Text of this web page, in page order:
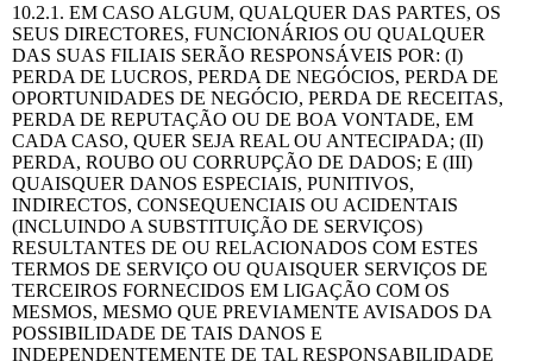
10.2.1. EM CASO ALGUM, QUALQUER DAS PARTES, OS
SEUS DIRECTORES, FUNCIONÁRIOS OU QUALQUER
DAS SUAS FILIAIS SERÃO RESPONSÁVEIS POR: (I)
PERDA DE LUCROS, PERDA DE NEGÓCIOS, PERDA DE
OPORTUNIDADES DE NEGÓCIO, PERDA DE RECEITAS,
PERDA DE REPUTAÇÃO OU DE BOA VONTADE, EM
CADA CASO, QUER SEJA REAL OU ANTECIPADA; (II)
PERDA, ROUBO OU CORRUPÇÃO DE DADOS; E (III)
QUAISQUER DANOS ESPECIAIS, PUNITIVOS,
INDIRECTOS, CONSEQUENCIAIS OU ACIDENTAIS
(INCLUINDO A SUBSTITUIÇÃO DE SERVIÇOS)
RESULTANTES DE OU RELACIONADOS COM ESTES
TERMOS DE SERVIÇO OU QUAISQUER SERVIÇOS DE
TERCEIROS FORNECIDOS EM LIGAÇÃO COM OS
MESMOS, MESMO QUE PREVIAMENTE AVISADOS DA
POSSIBILIDADE DE TAIS DANOS E
INDEPENDENTEMENTE DE TAL RESPONSABILIDADE